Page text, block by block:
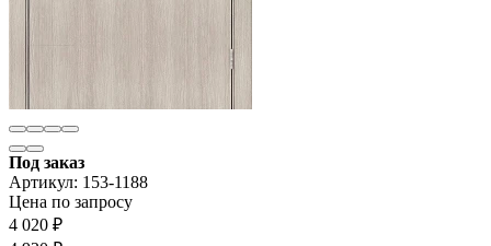
Под заказ
Артикул: 153-1188
Цена по запросу
4 020 ₽